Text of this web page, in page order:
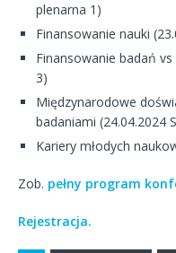
plenarna 1)
Finansowanie nauki
Finansowanie badań
3)
Międzynarodowe
badaniami (24.04.2024
Kariery młodych
Zob. pełny program
Rejestracja.